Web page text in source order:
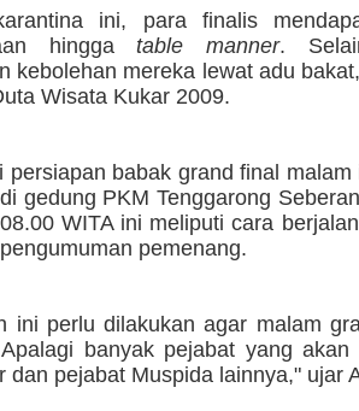
ini, para finalis
hinggatable manner.
kebolehan mereka lewat adu
Wisata Kukar 2009.
persiapan babak grand final
gedung PKM Tenggarong
WITA ini meliputi cara
pemenang.
ini perlu dilakukan agar malam
banyak pejabat yang
dan pejabat Muspida lainnya," ujar